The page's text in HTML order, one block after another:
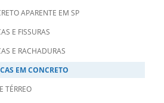
APARENTE EM SP
E FISSURAS
E RACHADURAS
EM CONCRETO
TÉRREO